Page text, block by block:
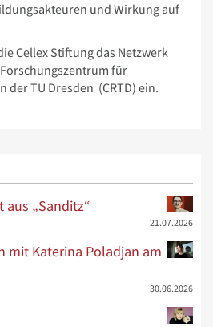
und Wirkung auf
Cellex Stiftung das Netzwerk
für
der TU Dresden (CRTD) ein.
aus „Sanditz“
21.07.2026
mit Katerina Poladjan am
30.06.2026